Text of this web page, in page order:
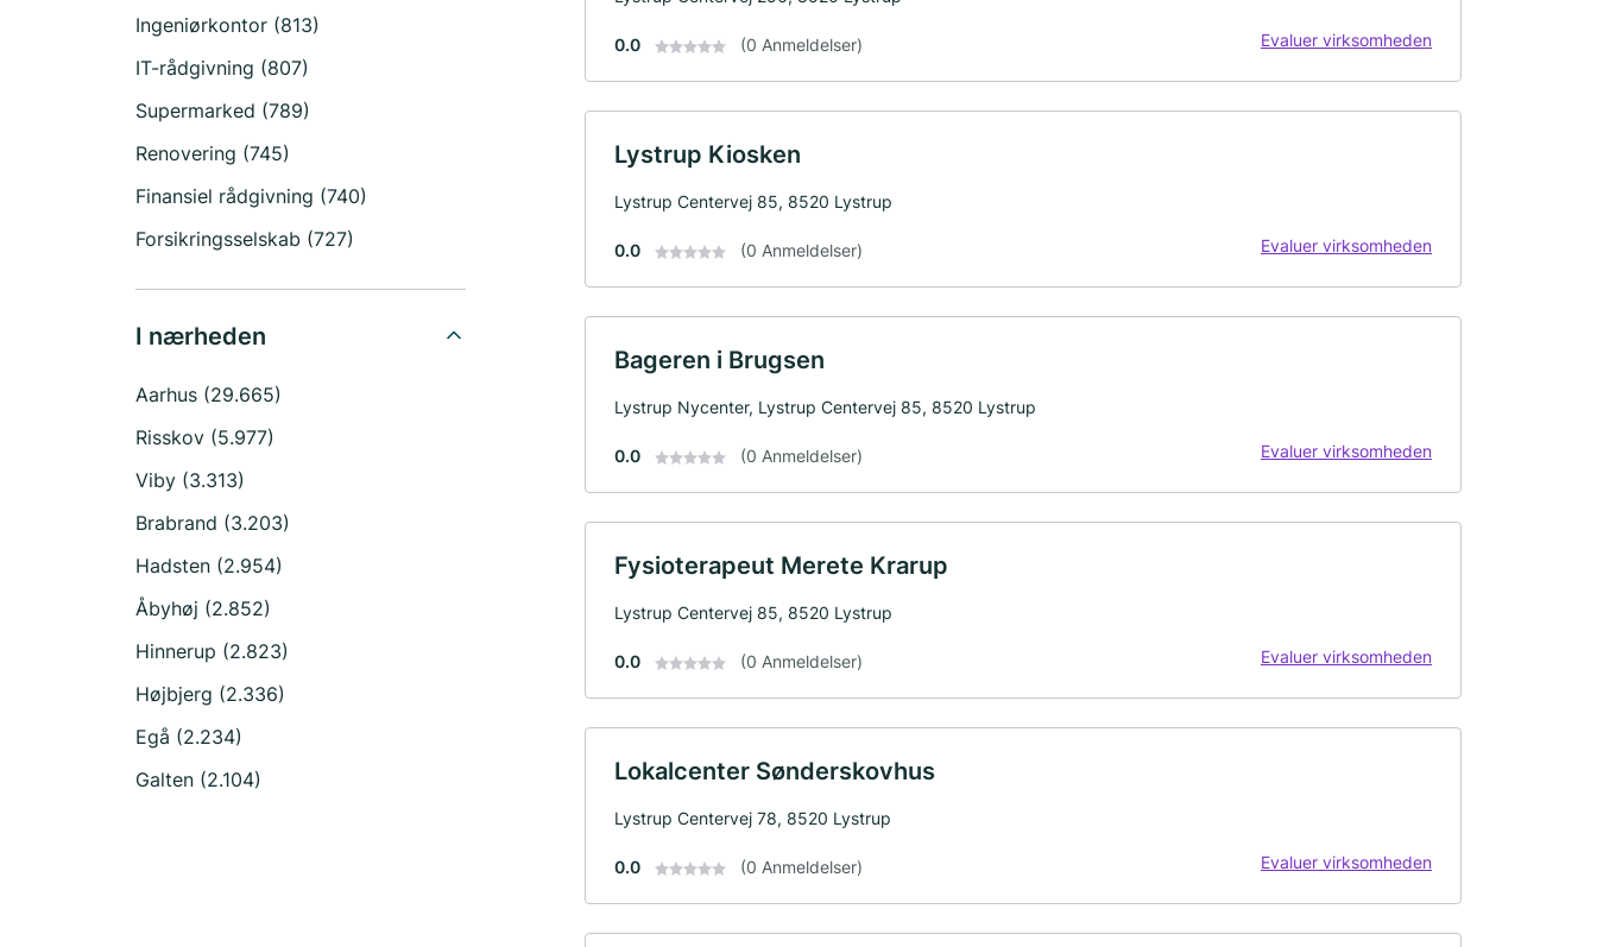
Ingeniørkontor (813)
IT-rådgivning (807)
Supermarked (789)
Renovering (745)
Finansiel rådgivning (740)
Forsikringsselskab (727)
I nærheden
Aarhus (29.665)
Risskov (5.977)
Viby (3.313)
Brabrand (3.203)
Hadsten (2.954)
Åbyhøj (2.852)
Hinnerup (2.823)
Højbjerg (2.336)
Egå (2.234)
Galten (2.104)
0.0 (0 Anmeldelser) Evaluer virksomheden
Lystrup Kiosken
Lystrup Centervej 85, 8520 Lystrup
0.0 (0 Anmeldelser) Evaluer virksomheden
Bageren i Brugsen
Lystrup Nycenter, Lystrup Centervej 85, 8520 Lystrup
0.0 (0 Anmeldelser) Evaluer virksomheden
Fysioterapeut Merete Krarup
Lystrup Centervej 85, 8520 Lystrup
0.0 (0 Anmeldelser) Evaluer virksomheden
Lokalcenter Sønderskovhus
Lystrup Centervej 78, 8520 Lystrup
0.0 (0 Anmeldelser) Evaluer virksomheden